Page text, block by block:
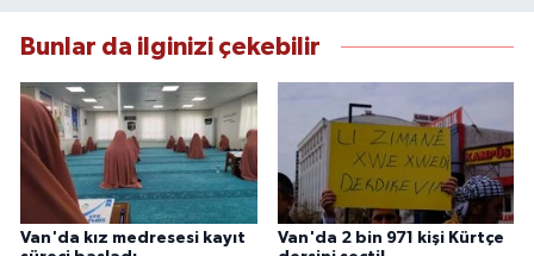
etmektedir.
Bunlar da ilginizi çekebilir
Van'da kız medresesi kayıt
Van'da 2 bin 971 kişi Kürtçe